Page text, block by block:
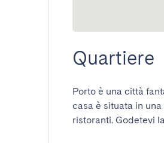
Quartiere
Porto è una città
casa è situata in
ristoranti. Godetevi